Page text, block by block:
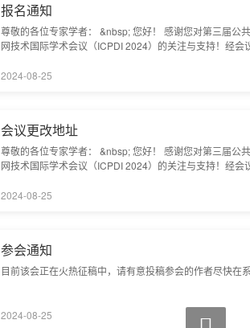
报名通知
尊敬的各位专家学者： &nbsp; 您好！ 感谢您对第三届公
网技术国际学术会议（ICPDI 2024）的关注与支持！经会
科研机构专家、学者，企业界人士及其他相关人员参会交
2024-08-25
会议更改地址
尊敬的各位专家学者： &nbsp; 您好！ 感谢您对第三届公
网技术国际学术会议（ICPDI 2024）的关注与支持！经会
科研机构专家、学者，企业界人士及其他相关人员参会交
2024-08-25
参会通知
目前该会正在火热征稿中，请有意投稿参会的作者尽快在
2024-08-25